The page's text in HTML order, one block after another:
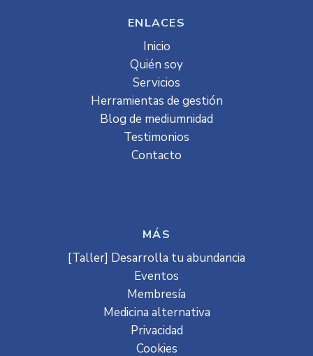
ENLACES
Inicio
Quién soy
Servicios
Herramientas de gestión
Blog de mediumnidad
Testimonios
Contacto
MÁS
[Taller] Desarrolla tu abundancia
Eventos
Membresía
Medicina alternativa
Privacidad
Cookies